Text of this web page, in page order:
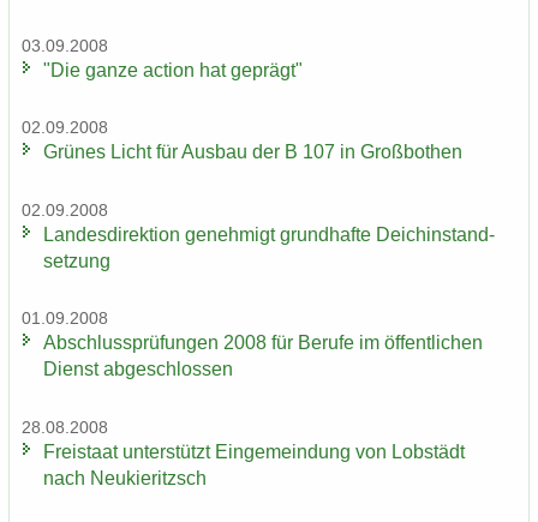
03.09.2008
"Die ganze ac­tion hat ge­prägt"
02.09.2008
Grü­nes Licht für Aus­bau der B 107 in Groß­bo­then
02.09.2008
Lan­des­di­rek­ti­on ge­neh­migt grund­haf­te Deich­in­stand­
set­zung
01.09.2008
Ab­schluss­prü­fun­gen 2008 für Be­ru­fe im öf­fent­li­chen
Dienst ab­ge­schlos­sen
28.08.2008
Frei­staat un­ter­stützt Ein­ge­mein­dung von Lob­städt
nach Neu­kie­ritzsch